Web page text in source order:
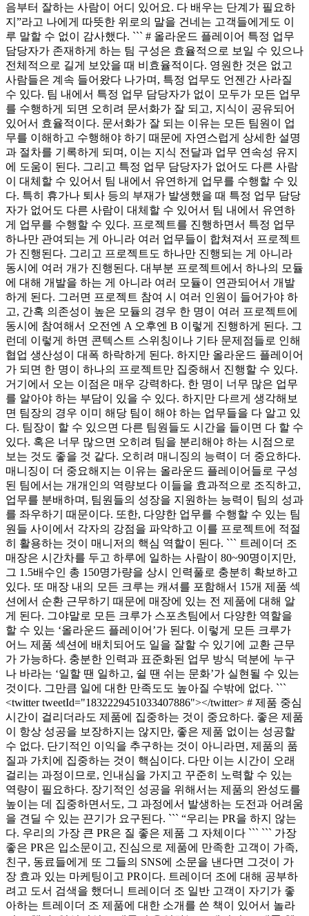
음부터 잘하는 사람이 어디 있어요. 다 배우는 단계가 필요하
지”라고 나에게 따뜻한 위로의 말을 건네는 고객들에게도 이
루 말할 수 없이 감사했다. ``` # 올라운드 플레이어 특정 업무
담당자가 존재하게 하는 팀 구성은 효율적으로 보일 수 있으나
전체적으로 길게 보았을 때 비효율적이다. 영원한 것은 없고
사람들은 계속 들어왔다 나가며, 특정 업무도 언젠간 사라질
수 있다. 팀 내에서 특정 업무 담당자가 없이 모두가 모든 업무
를 수행하게 되면 오히려 문서화가 잘 되고, 지식이 공유되어
있어서 효율적이다. 문서화가 잘 되는 이유는 모든 팀원이 업
무를 이해하고 수행해야 하기 때문에 자연스럽게 상세한 설명
과 절차를 기록하게 되며, 이는 지식 전달과 업무 연속성 유지
에 도움이 된다. 그리고 특정 업무 담당자가 없어도 다른 사람
이 대체할 수 있어서 팀 내에서 유연하게 업무를 수행할 수 있
다. 특히 휴가나 퇴사 등의 부재가 발생했을 때 특정 업무 담당
자가 없어도 다른 사람이 대체할 수 있어서 팀 내에서 유연하
게 업무를 수행할 수 있다. 프로젝트를 진행하면서 특정 업무
하나만 관여되는 게 아니라 여러 업무들이 합쳐져서 프로젝트
가 진행된다. 그리고 프로젝트도 하나만 진행되는 게 아니라
동시에 여러 개가 진행된다. 대부분 프로젝트에서 하나의 모듈
에 대해 개발을 하는 게 아니라 여러 모듈이 연관되어서 개발
하게 된다. 그러면 프로젝트 참여 시 여러 인원이 들어가야 하
고, 간혹 의존성이 높은 모듈의 경우 한 명이 여러 프로젝트에
동시에 참여해서 오전엔 A 오후엔 B 이렇게 진행하게 된다. 그
런데 이렇게 하면 콘텍스트 스위칭이나 기타 문제점들로 인해
협업 생산성이 대폭 하락하게 된다. 하지만 올라운드 플레이어
가 되면 한 명이 하나의 프로젝트만 집중해서 진행할 수 있다.
거기에서 오는 이점은 매우 강력하다. 한 명이 너무 많은 업무
를 알아야 하는 부담이 있을 수 있다. 하지만 다르게 생각해보
면 팀장의 경우 이미 해당 팀이 해야 하는 업무들을 다 알고 있
다. 팀장이 할 수 있으면 다른 팀원들도 시간을 들이면 다 할 수
있다. 혹은 너무 많으면 오히려 팀을 분리해야 하는 시점으로
보는 것도 좋을 것 같다. 오히려 매니징의 능력이 더 중요하다.
매니징이 더 중요해지는 이유는 올라운드 플레이어들로 구성
된 팀에서는 개개인의 역량보다 이들을 효과적으로 조직하고,
업무를 분배하며, 팀원들의 성장을 지원하는 능력이 팀의 성과
를 좌우하기 때문이다. 또한, 다양한 업무를 수행할 수 있는 팀
원들 사이에서 각자의 강점을 파악하고 이를 프로젝트에 적절
히 활용하는 것이 매니저의 핵심 역할이 된다. ``` 트레이더 조
매장은 시간차를 두고 하루에 일하는 사람이 80~90명이지만,
그 1.5배수인 총 150명가량을 상시 인력풀로 충분히 확보하고
있다. 또 매장 내의 모든 크루는 캐셔를 포함해서 15개 제품 섹
션에서 순환 근무하기 때문에 매장에 있는 전 제품에 대해 알
게 된다. 그야말로 모든 크루가 스포츠팀에서 다양한 역할을
할 수 있는 ‘올라운드 플레이어’가 된다. 이렇게 모든 크루가
어느 제품 섹션에 배치되어도 일을 잘할 수 있기에 교환 근무
가 가능하다. 충분한 인력과 표준화된 업무 방식 덕분에 누구
나 바라는 ‘일할 땐 일하고, 쉴 땐 쉬는 문화’가 실현될 수 있는
것이다. 그만큼 일에 대한 만족도도 높아질 수밖에 없다. ```
<twitter tweetId="1832229451033407886"></twitter> # 제품 중심
시간이 걸리더라도 제품에 집중하는 것이 중요하다. 좋은 제품
이 항상 성공을 보장하지는 않지만, 좋은 제품 없이는 성공할
수 없다. 단기적인 이익을 추구하는 것이 아니라면, 제품의 품
질과 가치에 집중하는 것이 핵심이다. 다만 이는 시간이 오래
걸리는 과정이므로, 인내심을 가지고 꾸준히 노력할 수 있는
역량이 필요하다. 장기적인 성공을 위해서는 제품의 완성도를
높이는 데 집중하면서도, 그 과정에서 발생하는 도전과 어려움
을 견딜 수 있는 끈기가 요구된다. ``` “우리는 PR을 하지 않는
다. 우리의 가장 큰 PR은 질 좋은 제품 그 자체이다 ``` ``` 가장
좋은 PR은 입소문이고, 진심으로 제품에 만족한 고객이 가족,
친구, 동료들에게 또 그들의 SNS에 소문을 낸다면 그것이 가
장 효과 있는 마케팅이고 PR이다. 트레이더 조에 대해 공부하
려고 도서 검색을 했더니 트레이더 조 일반 고객이 자기가 좋
아하는 트레이더 조 제품에 대한 소개를 쓴 책이 있어서 놀라